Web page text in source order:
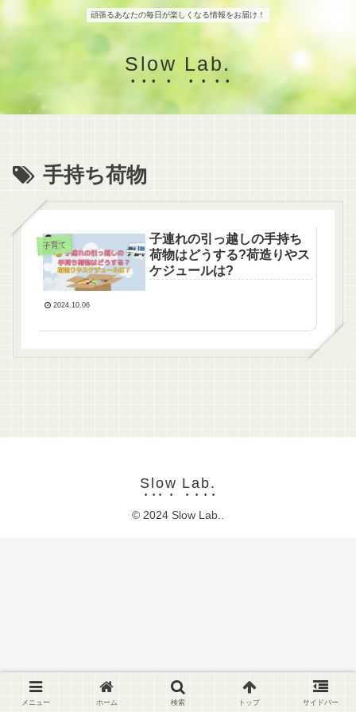
頑張るあなたの毎日が楽しくなる情報をお届け！
Slow Lab.
手持ち荷物
子育て
子連れの引っ越しの手持ち
荷物はどうする?荷造りやス
ケジュールは?
2024.10.06
Slow Lab.
© 2024 Slow Lab..
メニュー ホーム 検索 トップ サイドバー